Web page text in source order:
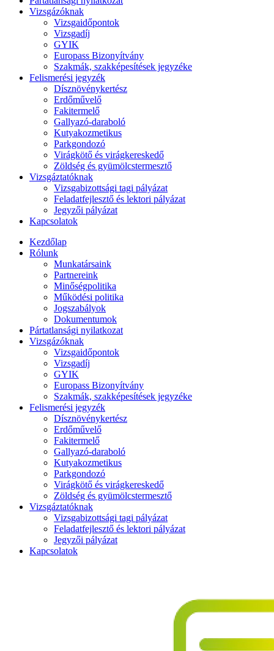
Vizsgázóknak
Vizsgaidőpontok
Vizsgadíj
GYIK
Europass Bizonyítvány
Szakmák, szakképesítések jegyzéke
Felismerési jegyzék
Dísznövénykertész
Erdőművelő
Fakitermelő
Gallyazó-daraboló
Kutyakozmetikus
Parkgondozó
Virágkötő és virágkereskedő
Zöldség és gyümölcstermesztő
Vizsgáztatóknak
Vizsgabizottsági tagi pályázat
Feladatfejlesztő és lektori pályázat
Jegyzői pályázat
Kapcsolatok
Kezdőlap
Rólunk
Munkatársaink
Partnereink
Minőségpolitika
Működési politika
Jogszabályok
Dokumentumok
Pártatlansági nyilatkozat
Vizsgázóknak
Vizsgaidőpontok
Vizsgadíj
GYIK
Europass Bizonyítvány
Szakmák, szakképesítések jegyzéke
Felismerési jegyzék
Dísznövénykertész
Erdőművelő
Fakitermelő
Gallyazó-daraboló
Kutyakozmetikus
Parkgondozó
Virágkötő és virágkereskedő
Zöldség és gyümölcstermesztő
Vizsgáztatóknak
Vizsgabizottsági tagi pályázat
Feladatfejlesztő és lektori pályázat
Jegyzői pályázat
Kapcsolatok